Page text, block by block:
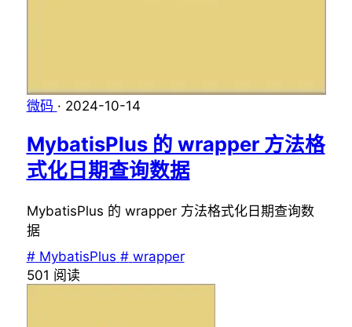
微码 · 2024-10-14
MybatisPlus 的 wrapper 方法格
式化日期查询数据
MybatisPlus 的 wrapper 方法格式化日期查询数
据
# MybatisPlus # wrapper
501 阅读